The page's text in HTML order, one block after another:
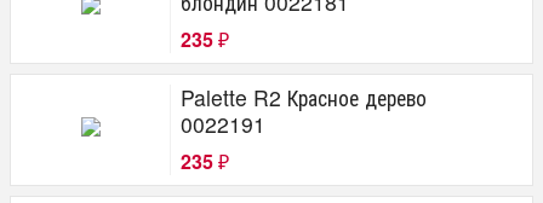
235 ₽
Palette R2 Красное дерево
0022191
235 ₽